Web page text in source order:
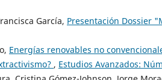
García, Presentación Dossier
Energías renovables no
, Estudios Avanzados: